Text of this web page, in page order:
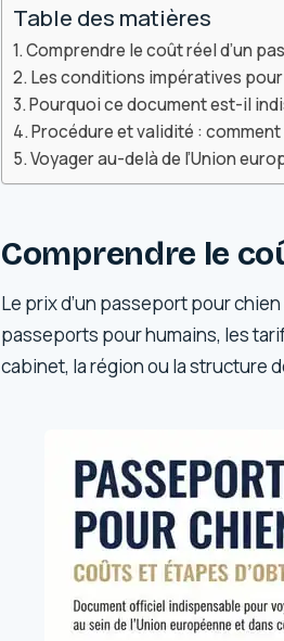
Table des matières
Comprendre le coût réel d’un
Les conditions impératives
Pourquoi ce document est-il
Procédure et validité :
Voyager au-delà de l’Union
Comprendre le
Le prix d’un passeport pour
passeports pour humains, les
cabinet, la région ou la structure